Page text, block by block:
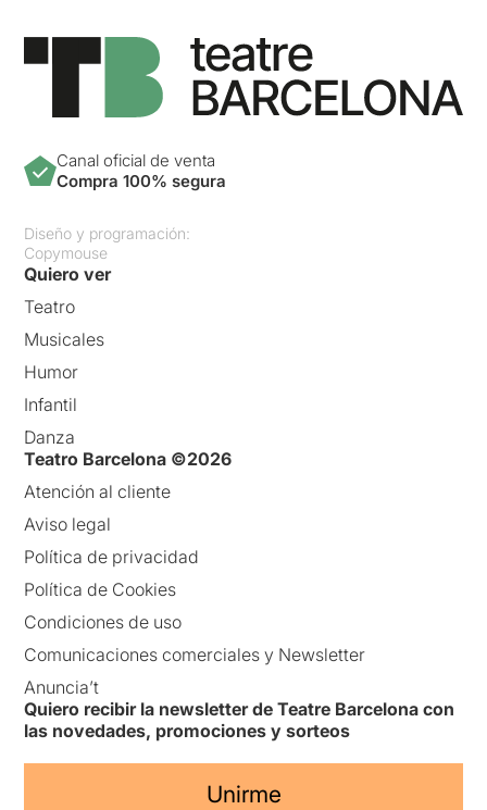
Canal oficial de venta
Compra 100% segura
Diseño y programación:
Copymouse
Quiero ver
Teatro
Musicales
Humor
Infantil
Danza
Teatro Barcelona ©2026
Atención al cliente
Aviso legal
Política de privacidad
Política de Cookies
Condiciones de uso
Comunicaciones comerciales y Newsletter
Anuncia’t
Quiero recibir la newsletter de Teatre Barcelona con
las novedades, promociones y sorteos
Unirme